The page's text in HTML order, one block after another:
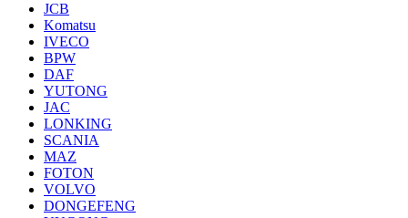
JCB
Komatsu
IVECO
BPW
DAF
YUTONG
JAC
LONKING
SCANIA
MAZ
FOTON
VOLVO
DONGEFENG